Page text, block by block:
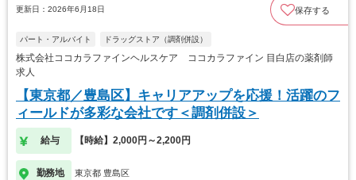
更新日：2026年6月18日 保存する
パート・アルバイト ドラッグストア（調剤併設）
株式会社ココカラファインヘルスケア ココカラファイン 目白店の薬剤師
求人
【東京都／豊島区】キャリアアップを応援！活躍のフ
ィールドが多彩な会社です＜調剤併設＞
給与 【時給】2,000円～2,200円
勤務地 東京都 豊島区